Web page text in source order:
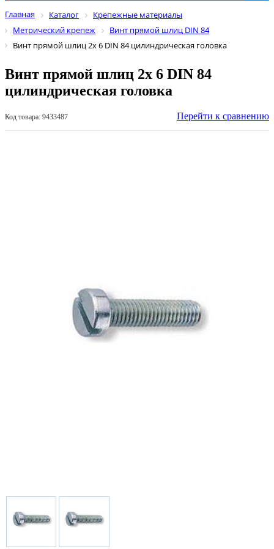
Главная Каталог
Крепежные материалы
Метрический крепеж
Винт прямой шлиц DIN 84
Винт прямой шлиц 2х 6 DIN 84 цилиндрическая головка
Винт прямой шлиц 2х 6 DIN 84
цилиндрическая головка
Код товара: 9433487 Перейти к сравнению